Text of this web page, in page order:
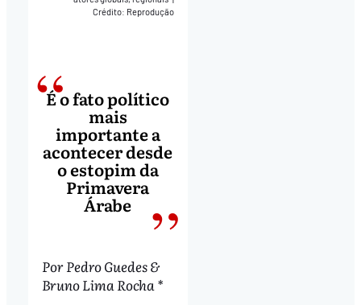
Crédito: Reprodução
É o fato político
mais
importante a
acontecer desde
o estopim da
Primavera
Árabe
Por Pedro Guedes &
Bruno Lima Rocha *